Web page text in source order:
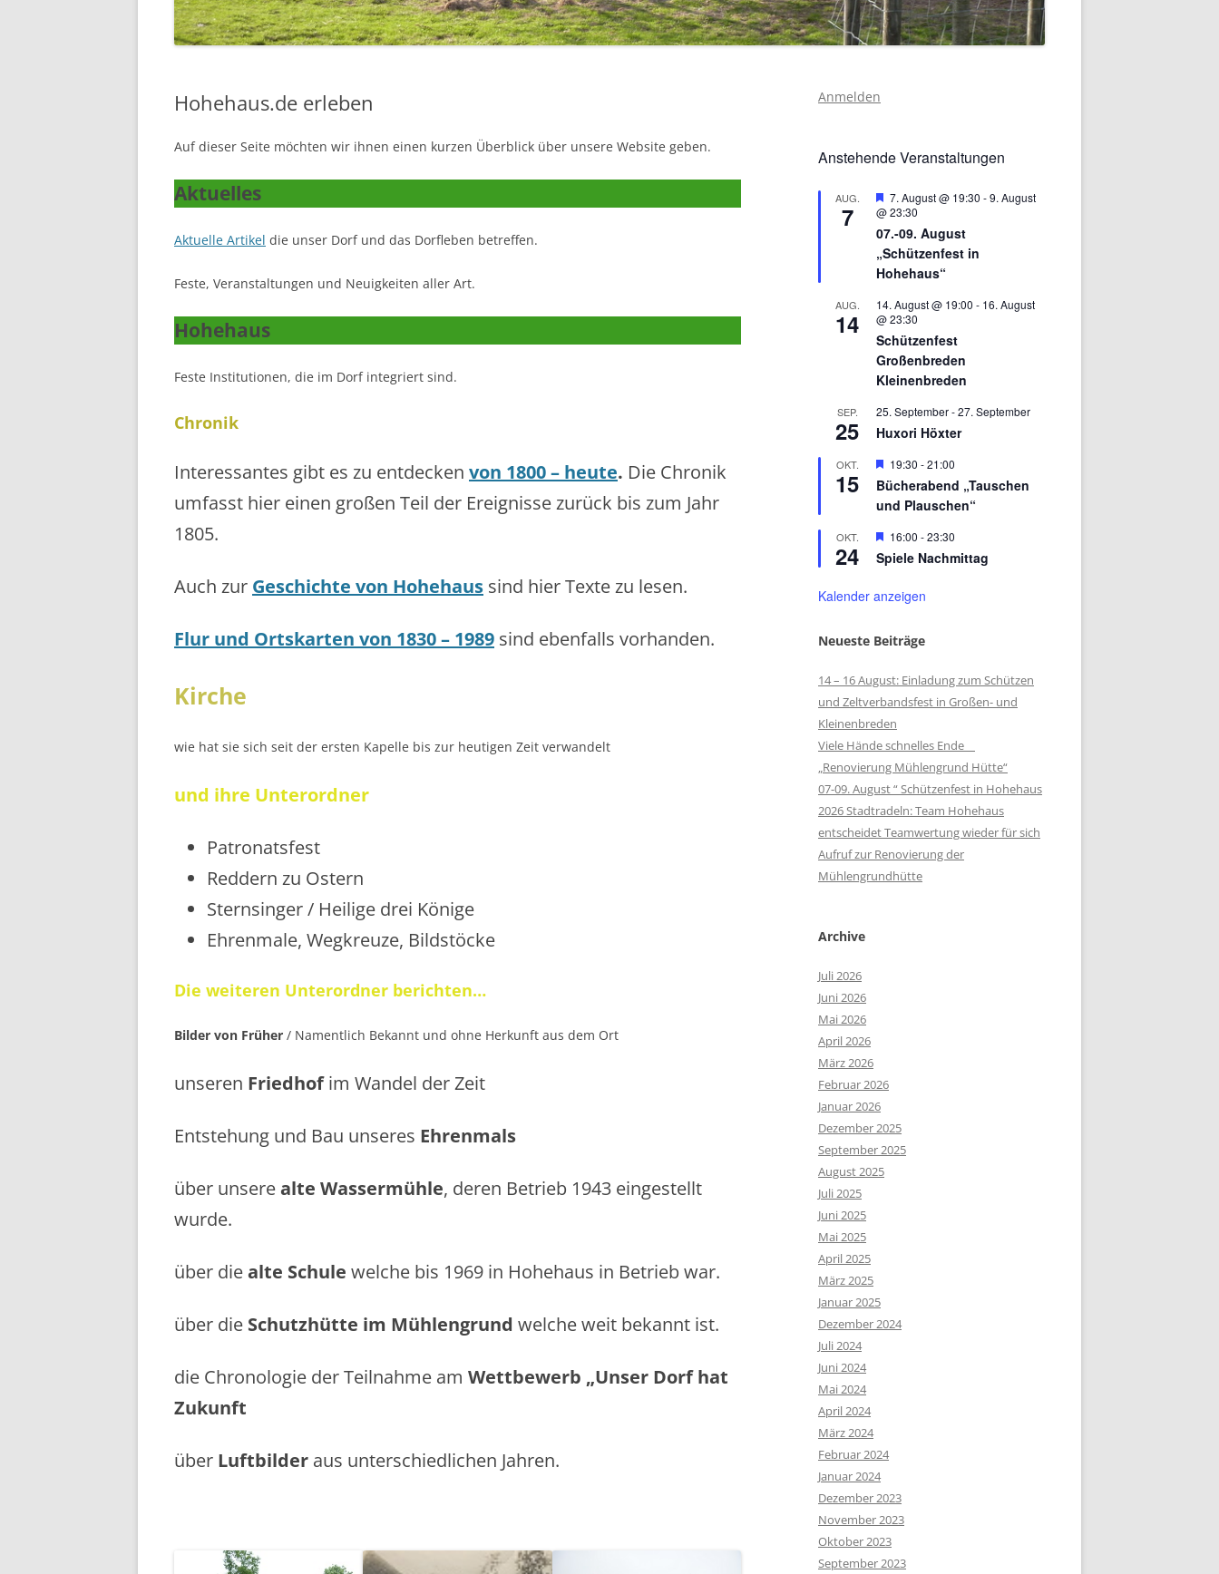
1971 – 1980
1961 – 1970
1800 – 1899
STERNSINGER / HEILIGE DREI
KÖNIGE
EHRENMAL
SCHULE
SCHUTZHÜTTE
UNSER DORF HAT ZUKUNFT
Hohehaus.de erleben
Auf dieser Seite möchten wir ihnen einen kurzen Überblick über unsere Website geben.
Aktuelles
Aktuelle Artikel die unser Dorf und das Dorfleben betreffen.
Feste, Veranstaltungen und Neuigkeiten aller Art.
Hohehaus
Feste Institutionen, die im Dorf integriert sind.
Chronik
Interessantes gibt es zu entdecken von 1800 – heute. Die Chronik
umfasst hier einen großen Teil der Ereignisse zurück bis zum Jahr
1805.
Auch zur Geschichte von Hohehaus sind hier Texte zu lesen.
Flur und Ortskarten von 1830 – 1989 sind ebenfalls vorhanden.
Kirche
wie hat sie sich seit der ersten Kapelle bis zur heutigen Zeit verwandelt
und ihre Unterordner
Patronatsfest
Reddern zu Ostern
Sternsinger / Heilige drei Könige
Ehrenmale, Wegkreuze, Bildstöcke
Die weiteren Unterordner berichten…
Bilder von Früher / Namentlich Bekannt und ohne Herkunft aus dem Ort
unseren Friedhofim Wandel der Zeit
Entstehung und Bau unseres Ehrenmals
über unserealte Wassermühle, deren Betrieb 1943 eingestellt
wurde.
über diealte Schule welche bis 1969 in Hohehaus in Betrieb war.
über die Schutzhütte im Mühlengrund welche weit bekannt ist.
die Chronologie der Teilnahme am Wettbewerb „Unser Dorf hat
Zukunft
über Luftbilder aus unterschiedlichen Jahren.
Anmelden
Anstehende Veranstaltungen
AUG.
7
Hervorgehoben
7. August @ 19:30 -9. August
@ 23:30
07.-09. August
„Schützenfest in
Hohehaus“
AUG.
14
14. August @ 19:00 - 16. August
@ 23:30
Schützenfest
Großenbreden
Kleinenbreden
SEP.
25
25. September-27. September
Huxori Höxter
OKT.
15
Hervorgehoben
19:30 -21:00
Bücherabend „Tauschen
und Plauschen“
OKT.
24
Hervorgehoben
16:00 -23:30
Spiele Nachmittag
Kalender anzeigen
Neueste Beiträge
14 – 16 August: Einladung zum Schützen
und Zeltverbandsfest in Großen- und
Kleinenbreden
Viele Hände schnelles Ende
„Renovierung Mühlengrund Hütte“
07-09. August “ Schützenfest in Hohehaus
2026 Stadtradeln: Team Hohehaus
entscheidet Teamwertung wieder für sich
Aufruf zur Renovierung der
Mühlengrundhütte
Archive
Juli 2026
Juni 2026
Mai 2026
April 2026
März 2026
Februar 2026
Januar 2026
Dezember 2025
September 2025
August 2025
Juli 2025
Juni 2025
Mai 2025
April 2025
März 2025
Januar 2025
Dezember 2024
Juli 2024
Juni 2024
Mai 2024
April 2024
März 2024
Februar 2024
Januar 2024
Dezember 2023
November 2023
Oktober 2023
September 2023